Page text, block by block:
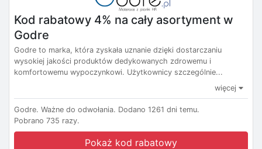
Kod rabatowy 4% na cały asortyment w
Godre
Godre to marka, która zyskała uznanie dzięki dostarczaniu
wysokiej jakości produktów dedykowanych zdrowemu i
komfortowemu wypoczynkowi. Użytkownicy szczególnie...
więcej
Godre. Ważne do odwołania. Dodano 1261 dni temu.
Pobrano 735 razy.
Pokaż kod rabatowy